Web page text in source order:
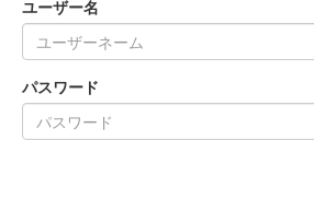
ユーザー名
パスワード